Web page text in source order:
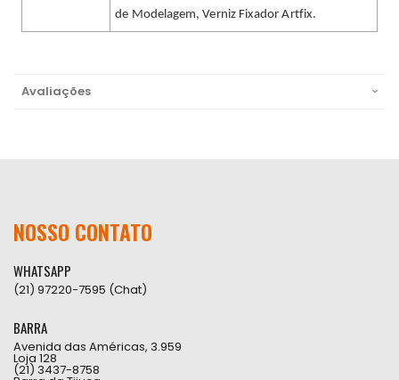
de Modelagem, Verniz Fixador Artfix.
Avaliações
NOSSO CONTATO
WHATSAPP
(21) 97220-7595 (Chat)
BARRA
Avenida das Américas, 3.959
Loja 128
(21) 3437-8758